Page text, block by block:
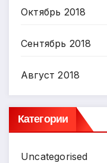
Октябрь 2018
Сентябрь 2018
Август 2018
Категории
Uncategorised